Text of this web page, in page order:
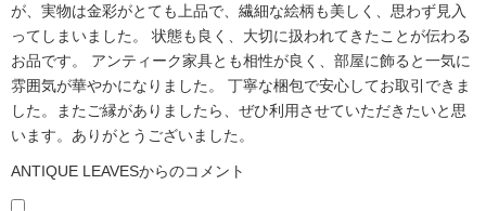
が、実物は金彩がとても上品で、繊細な絵柄も美しく、思わず見入
ってしまいました。 状態も良く、大切に扱われてきたことが伝わる
お品です。 アンティーク家具とも相性が良く、部屋に飾ると一気に
雰囲気が華やかになりました。 丁寧な梱包で安心してお取引できま
した。またご縁がありましたら、ぜひ利用させていただきたいと思
います。ありがとうございました。
ANTIQUE LEAVESからのコメント